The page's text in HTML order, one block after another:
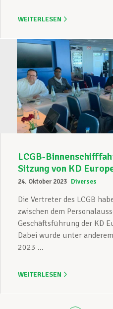
WEITERLESEN
LCGB-
Sitzung von KD
24. Oktober 2023 Diverses
Die Vertreter des LCGB
zwischen dem
Geschäftsführung der KD
Dabei wurde unter
2023 ...
WEITERLESEN